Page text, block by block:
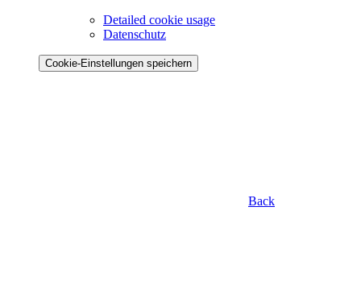
Detailed cookie usage
Datenschutz
Cookie-Einstellungen speichern
Back